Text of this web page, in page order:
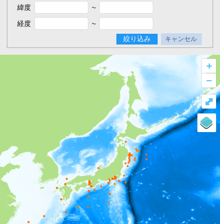
緯度 ~
経度
~
絞り込み
キャンセル
+
–
⤢